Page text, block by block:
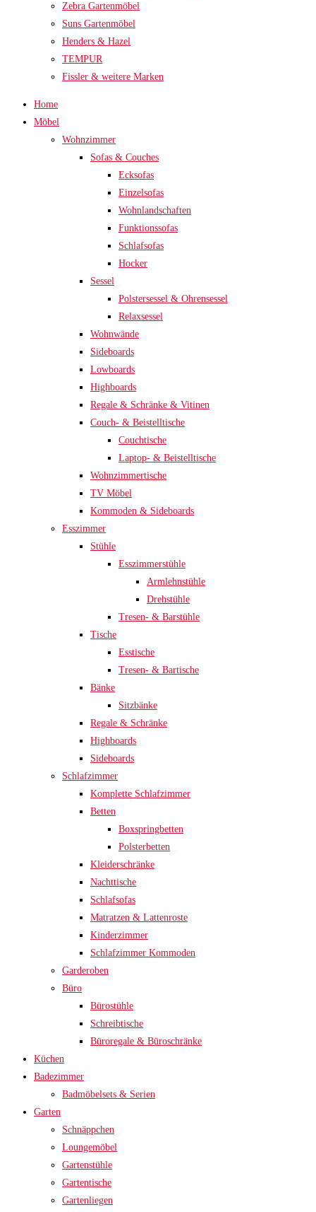
Zebra Gartenmöbel
Suns Gartenmöbel
Henders & Hazel
TEMPUR
Fissler & weitere Marken
Home
Möbel
Wohnzimmer
Sofas & Couches
Ecksofas
Einzelsofas
Wohnlandschaften
Funktionssofas
Schlafsofas
Hocker
Sessel
Polstersessel & Ohrensessel
Relaxsessel
Wohnwände
Sideboards
Lowboards
Highboards
Regale & Schränke & Vitinen
Couch- & Beistelltische
Couchtische
Laptop- & Beistelltische
Wohnzimmertische
TV Möbel
Kommoden & Sideboards
Esszimmer
Stühle
Esszimmerstühle
Armlehnstühle
Drehstühle
Tresen- & Barstühle
Tische
Esstische
Tresen- & Bartische
Bänke
Sitzbänke
Regale & Schränke
Highboards
Sideboards
Schlafzimmer
Komplette Schlafzimmer
Betten
Boxspringbetten
Polsterbetten
Kleiderschränke
Nachttische
Schlafsofas
Matratzen & Lattenroste
Kinderzimmer
Schlafzimmer Kommoden
Garderoben
Büro
Bürostühle
Schreibtische
Büroregale & Büroschränke
Küchen
Badezimmer
Badmöbelsets & Serien
Garten
Schnäppchen
Loungemöbel
Gartenstühle
Gartentische
Gartenliegen